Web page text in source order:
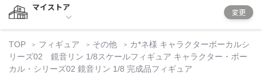
マイストア
変更
TOP フィギュア その他
カ*ネ様 キャラクターボーカルシ
リーズ02 鏡音リン 1/8スケールフィギュア キャラクター・ボー
カル・シリーズ02 鏡音リン 1/8 完成品フィギュア